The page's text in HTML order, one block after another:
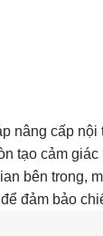
nâng cấp
tạo cảm giác
bên trong,
đảm bảo